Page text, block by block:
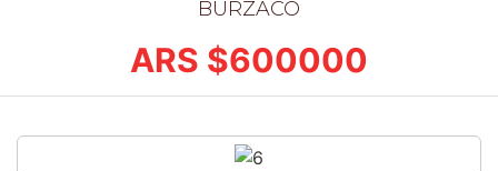
BURZACO
ARS $600000